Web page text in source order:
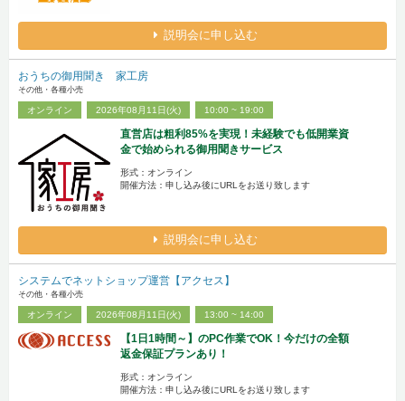
説明会に申し込む
おうちの御用聞き 家工房
その他・各種小売
オンライン 2026年08月11日(火) 10:00 ~ 19:00
直営店は粗利85%を実現！未経験でも低開業資
金で始められる御用聞きサービス
形式：オンライン
開催方法：申し込み後にURLをお送り致します
説明会に申し込む
システムでネットショップ運営【アクセス】
その他・各種小売
オンライン 2026年08月11日(火) 13:00 ~ 14:00
【1日1時間～】のPC作業でOK！今だけの全額
返金保証プランあり！
形式：オンライン
開催方法：申し込み後にURLをお送り致します